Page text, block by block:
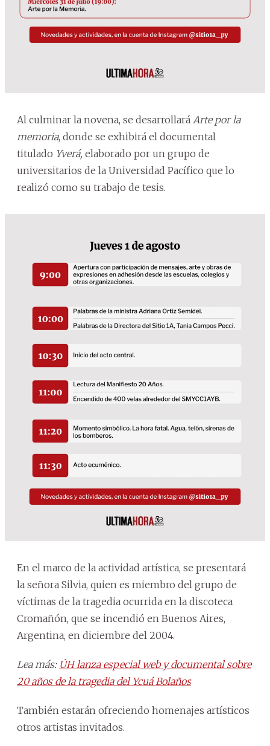
Al culminar la novena, se desarrollará Arte por la
memoria, donde se exhibirá el documental
titulado Yverá, elaborado por un grupo de
universitarios de la Universidad Pacífico que lo
realizó como su trabajo de tesis.
En el marco de la actividad artística, se presentará
la señora Silvia, quien es miembro del grupo de
víctimas de la tragedia ocurrida en la discoteca
Cromañón, que se incendió en Buenos Aires,
Argentina, en diciembre del 2004.
Lea más: ÚH lanza especial web y documental sobre
20 años de la tragedia del Ycuá Bolaños
También estarán ofreciendo homenajes artísticos
otros artistas invitados.